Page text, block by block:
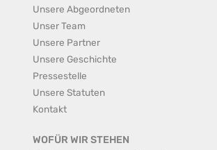
Unsere Abgeordneten
Unser Team
Unsere Partner
Unsere Geschichte
Pressestelle
Unsere Statuten
Kontakt
WOFÜR WIR STEHEN